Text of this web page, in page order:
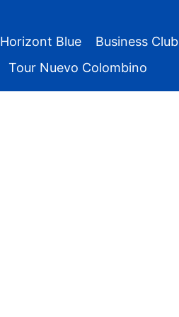
Horizont Blue Business Club
Tour Nuevo Colombino